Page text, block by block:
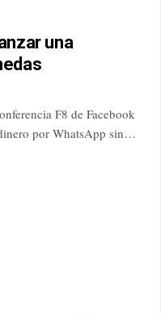
una
F8 de Facebook
por WhatsApp sin…